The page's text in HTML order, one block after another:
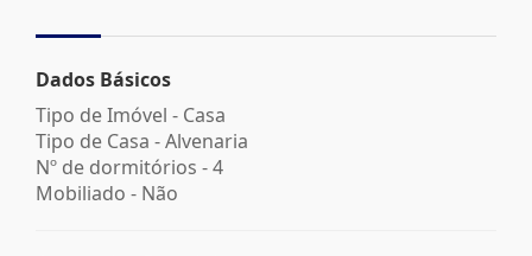
Dados Básicos
Tipo de Imóvel - Casa
Tipo de Casa - Alvenaria
Nº de dormitórios - 4
Mobiliado - Não